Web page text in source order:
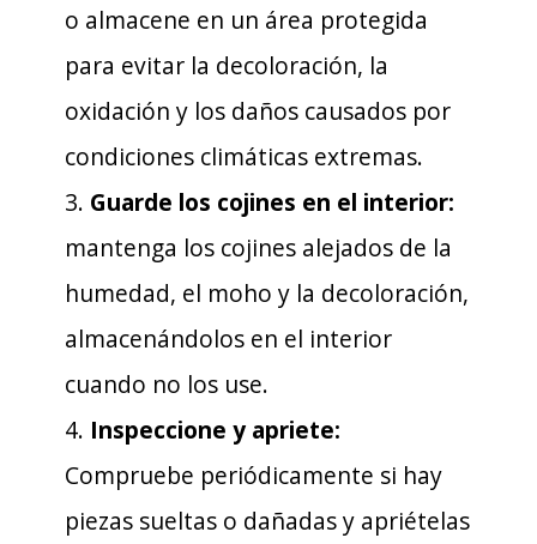
o almacene en un área protegida
para evitar la decoloración, la
oxidación y los daños causados ​​por
condiciones climáticas extremas.
3. Guarde los cojines en el interior:
mantenga los cojines alejados de la
humedad, el moho y la decoloración,
almacenándolos en el interior
cuando no los use.
4. Inspeccione y apriete:
Compruebe periódicamente si hay
piezas sueltas o dañadas y apriételas